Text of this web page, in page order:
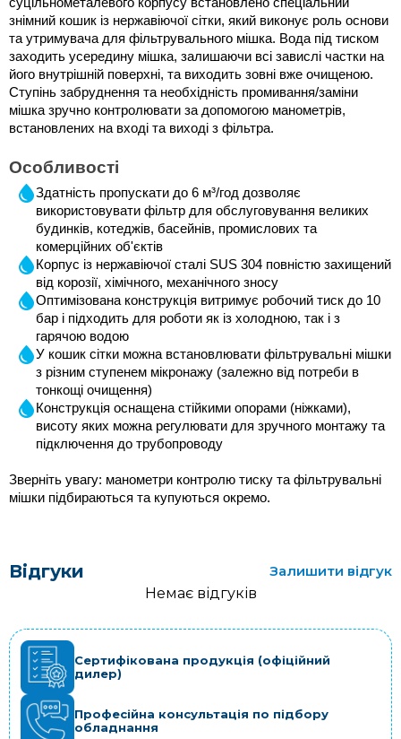
знімний кошик із нержавіючої сітки, який виконує роль основи
та утримувача для фільтрувального мішка. Вода під тиском
заходить усередину мішка, залишаючи всі завислі частки на
його внутрішній поверхні, та виходить зовні вже очищеною.
Ступінь забруднення та необхідність промивання/заміни
мішка зручно контролювати за допомогою манометрів,
встановлених на вході та виході з фільтра.
Особливості
Здатність пропускати до 6 м³/год дозволяє
використовувати фільтр для обслуговування великих
будинків, котеджів, басейнів, промислових та
комерційних об'єктів
Корпус із нержавіючої сталі SUS 304 повністю захищений
від корозії, хімічного, механічного зносу
Оптимізована конструкція витримує робочий тиск до 10
бар і підходить для роботи як із холодною, так і з
гарячою водою
У кошик сітки можна встановлювати фільтрувальні мішки
з різним ступенем мікронажу (залежно від потреби в
тонкощі очищення)
Конструкція оснащена стійкими опорами (ніжками),
висоту яких можна регулювати для зручного монтажу та
підключення до трубопроводу
Зверніть увагу: манометри контролю тиску та фільтрувальні
мішки підбираються та купуються окремо.
Відгуки
Залишити відгук
Немає відгуків
Сертифікована продукція (офіційний
дилер)
Професійна консультація по підбору
обладнання